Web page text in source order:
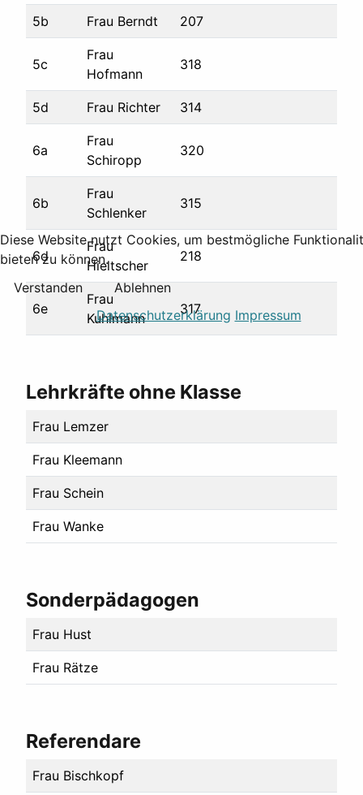
5b Frau Berndt 207
5c
Frau
Hofmann
318
5d Frau Richter 314
6a
Frau
Schiropp
320
6b
Frau
Schlenker
315
6d
Frau
Hieltscher
218
6e
Frau
Kuhlmann
317
Lehrkräfte ohne Klasse
Frau Lemzer
Frau Kleemann
Frau Schein
Frau Wanke
Sonderpädagogen
Frau Hust
Frau Rätze
Referendare
Frau Bischkopf
Diese Website nutzt Cookies, um bestmögliche
bieten zu können.
Verstanden
Ablehnen
Datenschutzerklärung Impressum